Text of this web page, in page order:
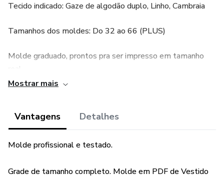
Tecido indicado: Gaze de algodão duplo, Linho, Cambraia
Tamanhos dos moldes: Do 32 ao 66 (PLUS)
Molde graduado, prontos pra ser impresso em tamanho
real.
Mostrar mais
Vantagens Detalhes
Molde profissional e testado.
Grade de tamanho completo. Molde em PDF de Vestido